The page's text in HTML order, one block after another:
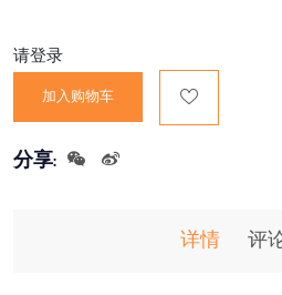
请登录
加入购物车
分享:
详情 评